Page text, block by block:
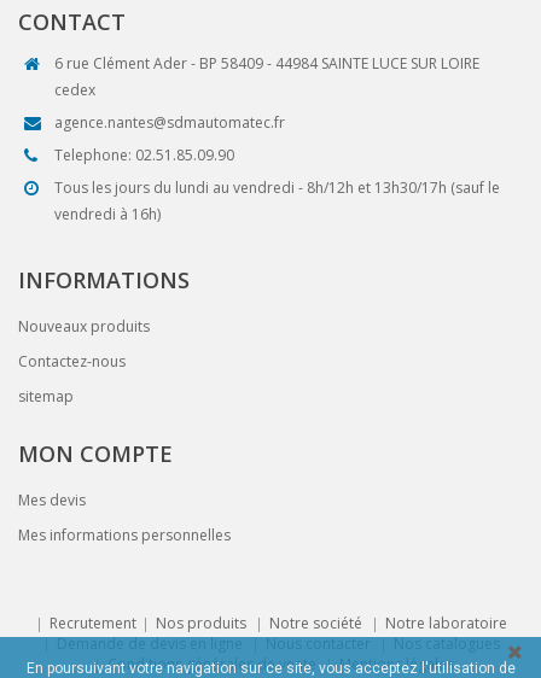
CONTACT
6 rue Clément Ader - BP 58409 - 44984 SAINTE LUCE SUR LOIRE
cedex
agence.nantes@sdmautomatec.fr
Telephone: 02.51.85.09.90
Tous les jours du lundi au vendredi - 8h/12h et 13h30/17h (sauf le
vendredi à 16h)
INFORMATIONS
Nouveaux produits
Contactez-nous
sitemap
MON COMPTE
Mes devis
Mes informations personnelles
Recrutement Nos produits Notre société
Notre laboratoire
Demande de devis en ligne
Nous contacter
Nos catalogues
Conditions générales de vente
Mentions légales
En poursuivant votre navigation sur ce site, vous acceptez l'utilisation de